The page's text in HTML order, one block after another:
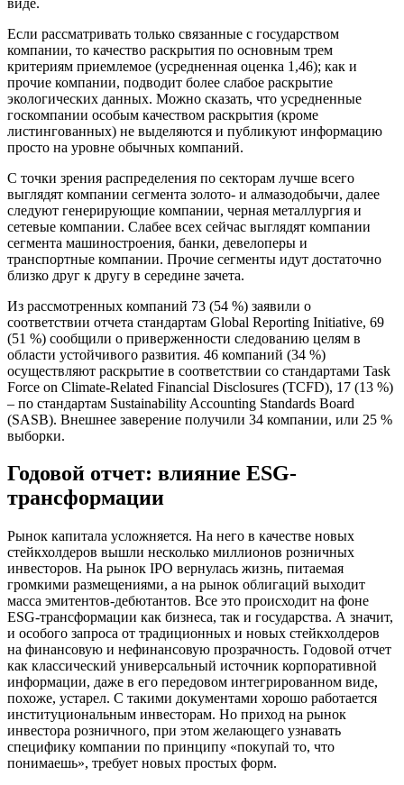
Если рассматривать только связанные с государством
компании, то качество раскрытия по основным трем
критериям приемлемое (усредненная оценка 1,46); как и
прочие компании, подводит более слабое раскрытие
экологических данных. Можно сказать, что усредненные
госкомпании особым качеством раскрытия (кроме
листингованных) не выделяются и публикуют информацию
просто на уровне обычных компаний.
С точки зрения распределения по секторам лучше всего
выглядят компании сегмента золото- и алмазодобычи, далее
следуют генерирующие компании, черная металлургия и
сетевые компании. Слабее всех сейчас выглядят компании
сегмента машиностроения, банки, девелоперы и
транспортные компании. Прочие сегменты идут достаточно
близко друг к другу в середине зачета.
Из рассмотренных компаний 73 (54 %) заявили о
соответствии отчета стандартам Global Reporting Initiative, 69
(51 %) сообщили о приверженности следованию целям в
области устойчивого развития. 46 компаний (34 %)
осуществляют раскрытие в соответствии со стандартами Task
Force on Climate-Related Financial Disclosures (TCFD), 17 (13 %)
– по стандартам Sustainability Accounting Standards Board
(SASB). Внешнее заверение получили 34 компании, или 25 %
выборки.
Годовой отчет: влияние ESG-
трансформации
Рынок капитала усложняется. На него в качестве новых
стейкхолдеров вышли несколько миллионов розничных
инвесторов. На рынок IPO вернулась жизнь, питаемая
громкими размещениями, а на рынок облигаций выходит
масса эмитентов-дебютантов. Все это происходит на фоне
ESG-трансформации как бизнеса, так и государства. А значит,
и особого запроса от традиционных и новых стейкхолдеров
на финансовую и нефинансовую прозрачность. Годовой отчет
как классический универсальный источник корпоративной
информации, даже в его передовом интегрированном виде,
похоже, устарел. С такими документами хорошо работается
институциональным инвесторам. Но приход на рынок
инвестора розничного, при этом желающего узнавать
специфику компании по принципу «покупай то, что
понимаешь», требует новых простых форм.